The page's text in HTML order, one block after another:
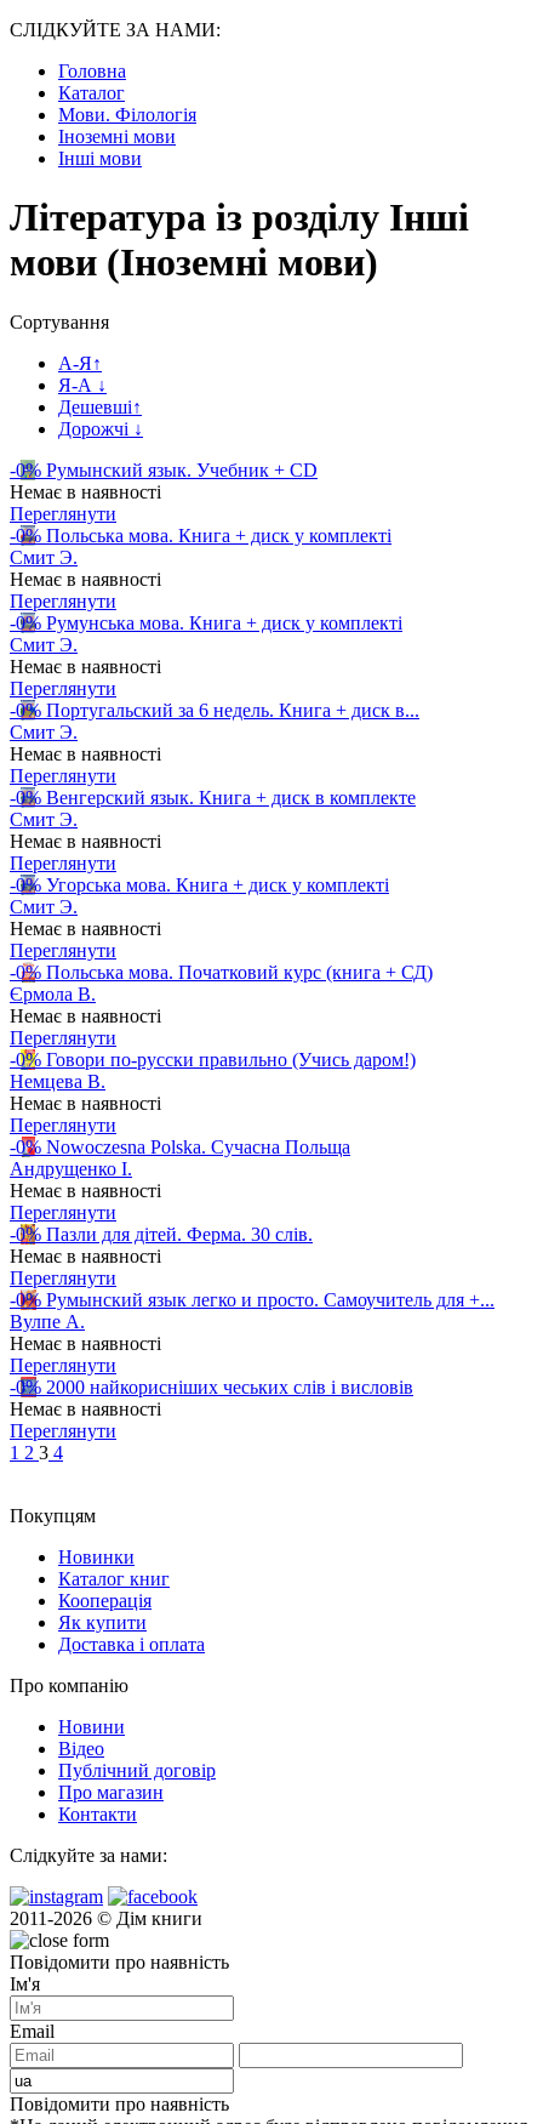
СЛІДКУЙТЕ ЗА НАМИ:
Головна
Каталог
Мови. Філологія
Іноземні мови
Інші мови
Література із розділу Інші
мови (Іноземні мови)
Сортування
А-Я↑
Я-А ↓
Дешевші↑
Дорожчі ↓
-0% Румынский язык. Учебник + CD
Немає в наявності
Переглянути
-0% Польська мова. Книга + диск у комплекті
Смит Э.
Немає в наявності
Переглянути
-0% Румунська мова. Книга + диск у комплекті
Смит Э.
Немає в наявності
Переглянути
-0% Португальский за 6 недель. Книга + диск в...
Смит Э.
Немає в наявності
Переглянути
-0% Венгерский язык. Книга + диск в комплекте
Смит Э.
Немає в наявності
Переглянути
-0% Угорська мова. Книга + диск у комплекті
Смит Э.
Немає в наявності
Переглянути
-0% Польська мова. Початковий курс (книга + СД)
Єрмола В.
Немає в наявності
Переглянути
-0% Говори по-русски правильно (Учись даром!)
Немцева В.
Немає в наявності
Переглянути
-0% Nowoczesna Polska. Сучасна Польща
Андрущенко І.
Немає в наявності
Переглянути
-0% Пазли для дітей. Ферма. 30 слів.
Немає в наявності
Переглянути
-0% Румынский язык легко и просто. Самоучитель для +...
Вулпе А.
Немає в наявності
Переглянути
-0% 2000 найкорисніших чеських слів і висловів
Немає в наявності
Переглянути
1 2 3 4
Покупцям
Новинки
Каталог книг
Кооперація
Як купити
Доставка і оплата
Про компанію
Новини
Відео
Публічний договір
Про магазин
Контакти
Слідкуйте за нами:
2011-2026 © Дім книги
Повідомити про наявність
Ім'я
Email
Повідомити про наявність